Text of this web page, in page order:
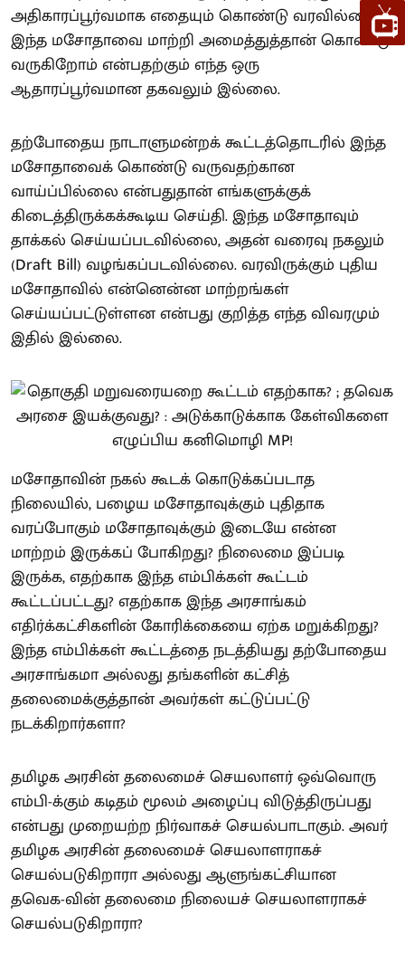
அதிகாரப்பூர்வமாக எதையும் கொண்டு வரவில்லை.
இந்த மசோதாவை மாற்றி அமைத்துத்தான் கொண்டு
வருகிறோம் என்பதற்கும் எந்த ஒரு
ஆதாரப்பூர்வமான தகவலும் இல்லை.
தற்போதைய நாடாளுமன்றக் கூட்டத்தொடரில் இந்த
மசோதாவைக் கொண்டு வருவதற்கான
வாய்ப்பில்லை என்பதுதான் எங்களுக்குக்
கிடைத்திருக்கக்கூடிய செய்தி. இந்த மசோதாவும்
தாக்கல் செய்யப்படவில்லை, அதன் வரைவு நகலும்
(Draft Bill) வழங்கப்படவில்லை. வரவிருக்கும் புதிய
மசோதாவில் என்னென்ன மாற்றங்கள்
செய்யப்பட்டுள்ளன என்பது குறித்த எந்த விவரமும்
இதில் இல்லை.
மசோதாவின் நகல் கூடக் கொடுக்கப்படாத
நிலையில், பழைய மசோதாவுக்கும் புதிதாக
வரப்போகும் மசோதாவுக்கும் இடையே என்ன
மாற்றம் இருக்கப் போகிறது? நிலைமை இப்படி
இருக்க, எதற்காக இந்த எம்பிக்கள் கூட்டம்
கூட்டப்பட்டது? எதற்காக இந்த அரசாங்கம்
எதிர்க்கட்சிகளின் கோரிக்கையை ஏற்க மறுக்கிறது?
இந்த எம்பிக்கள் கூட்டத்தை நடத்தியது தற்போதைய
அரசாங்கமா அல்லது தங்களின் கட்சித்
தலைமைக்குத்தான் அவர்கள் கட்டுப்பட்டு
நடக்கிறார்களா?
தமிழக அரசின் தலைமைச் செயலாளர் ஒவ்வொரு
எம்பி-க்கும் கடிதம் மூலம் அழைப்பு விடுத்திருப்பது
என்பது முறையற்ற நிர்வாகச் செயல்பாடாகும். அவர்
தமிழக அரசின் தலைமைச் செயலாளராகச்
செயல்படுகிறாரா அல்லது ஆளுங்கட்சியான
தவெக-வின் தலைமை நிலையச் செயலாளராகச்
செயல்படுகிறாரா?